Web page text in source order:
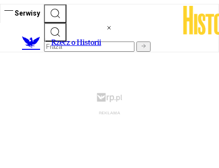
Serwisy
Rzecz o Historii